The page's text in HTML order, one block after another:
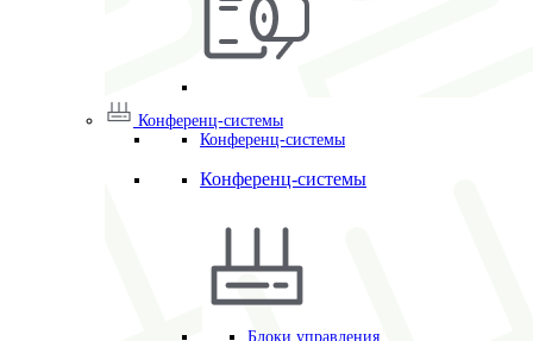
Конференц-системы
Конференц-системы
Конференц-системы
Блоки управления